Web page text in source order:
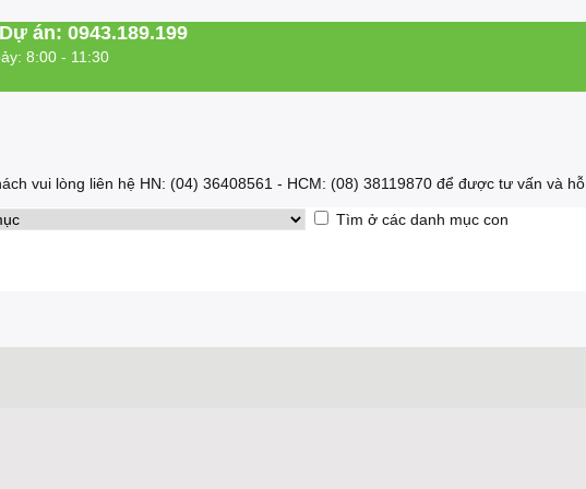
án: 0943.189.199
8:00 - 11:30
vui lòng liên hệ HN: (04) 36408561 - HCM: (08) 38119870 để được tư vấn và
Tìm ở các danh mục con